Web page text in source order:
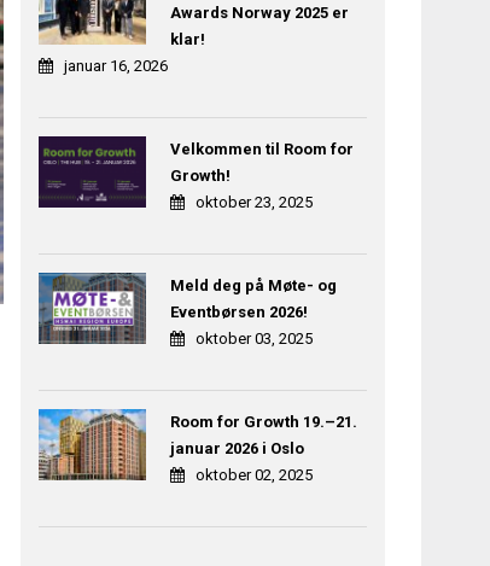
Awards Norway 2025 er
klar!
januar 16, 2026
Velkommen til Room for
Growth!
oktober 23, 2025
Meld deg på Møte- og
Eventbørsen 2026!
oktober 03, 2025
Room for Growth 19.–21.
januar 2026 i Oslo
oktober 02, 2025